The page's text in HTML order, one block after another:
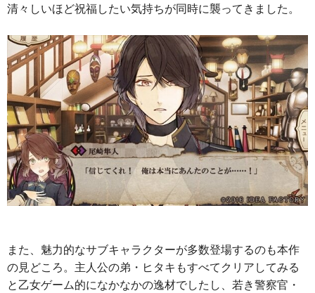
清々しいほど祝福したい気持ちが同時に襲ってきました。
また、魅力的なサブキャラクターが多数登場するのも本作
の見どころ。主人公の弟・ヒタキもすべてクリアしてみる
と乙女ゲーム的になかなかの逸材でしたし、若き警察官・